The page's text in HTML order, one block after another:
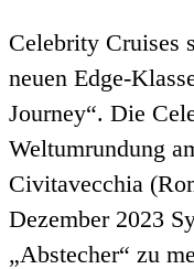
Celebrity Cruises
neuen Edge-
Journey“. Die
Weltumrundung
Civitavecchia
Dezember 2023
„Abstecher“ zu